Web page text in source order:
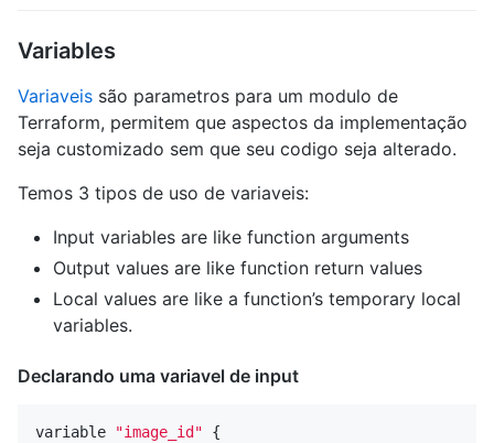
Variables
Variaveis são parametros para um modulo de
Terraform, permitem que aspectos da implementação
seja customizado sem que seu codigo seja alterado.
Temos 3 tipos de uso de variaveis:
Input variables are like function arguments
Output values are like function return values
Local values are like a function’s temporary local
variables.
Declarando uma variavel de input
variable "image_id"
{